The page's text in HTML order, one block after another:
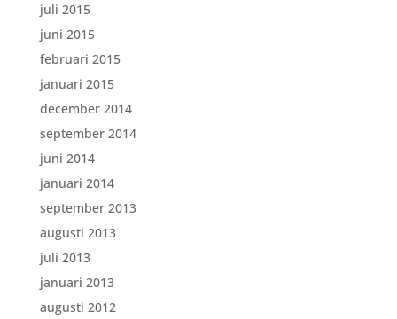
juli 2015
juni 2015
februari 2015
januari 2015
december 2014
september 2014
juni 2014
januari 2014
september 2013
augusti 2013
juli 2013
januari 2013
augusti 2012